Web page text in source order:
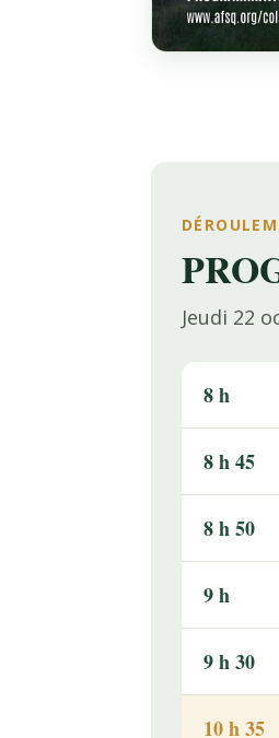
Jeudi 22
8 h
8 h 45
8 h 50
9 h
9 h 30
10 h 35